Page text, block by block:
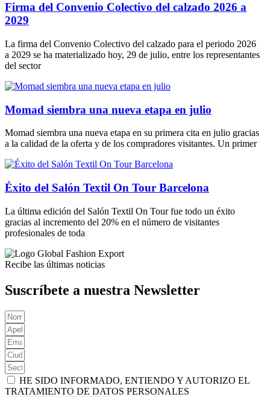
Firma del Convenio Colectivo del calzado 2026 a
2029
La firma del Convenio Colectivo del calzado para el periodo 2026
a 2029 se ha materializado hoy, 29 de julio, entre los representantes
del sector
Momad siembra una nueva etapa en julio
Momad siembra una nueva etapa en su primera cita en julio gracias
a la calidad de la oferta y de los compradores visitantes. Un primer
Éxito del Salón Textil On Tour Barcelona
La última edición del Salón Textil On Tour fue todo un éxito
gracias al incremento del 20% en el número de visitantes
profesionales de toda
Recibe las últimas noticias
Suscríbete a nuestra Newsletter
HE SIDO INFORMADO, ENTIENDO Y AUTORIZO EL
TRATAMIENTO DE DATOS PERSONALES